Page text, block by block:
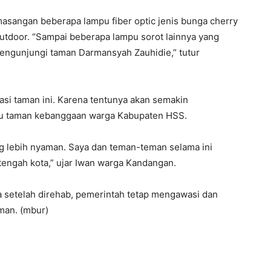
beberapa lampu fiber optic jenis bunga cherry
“Sampai beberapa lampu sorot lainnya yang
taman Darmansyah Zauhidie,” tutur
taman ini. Karena tentunya akan semakin
kebanggaan warga Kabupaten HSS.
lebih nyaman. Saya dan teman-teman selama ini
kota,” ujar Iwan warga Kandangan.
direhab, pemerintah tetap mengawasi dan
(mbur)